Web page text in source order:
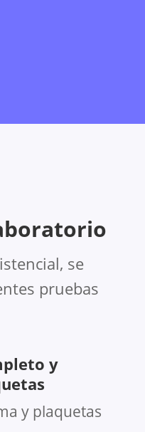
se
pruebas
y
y plaquetas